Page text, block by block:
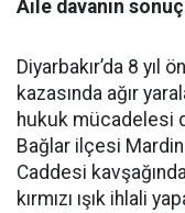
Aile davanın
Diyarbakır’da 8 yıl
kazasında ağır
hukuk mücadelesi
Bağlar ilçesi
Caddesi
kırmızı ışık ihlali